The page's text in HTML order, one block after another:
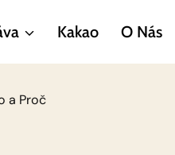
Kakao O Nás
a Proč